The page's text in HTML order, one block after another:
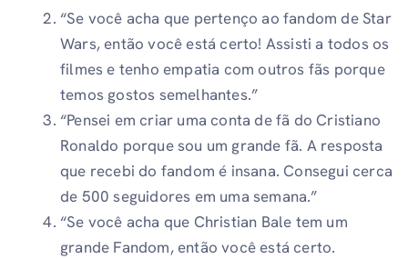
“Se você acha que pertenço ao fandom de Star
Wars, então você está certo! Assisti a todos os
filmes e tenho empatia com outros fãs porque
temos gostos semelhantes.”
“Pensei em criar uma conta de fã do Cristiano
Ronaldo porque sou um grande fã. A resposta
que recebi do fandom é insana. Consegui cerca
de 500 seguidores em uma semana.”
“Se você acha que Christian Bale tem um
grande Fandom, então você está certo.